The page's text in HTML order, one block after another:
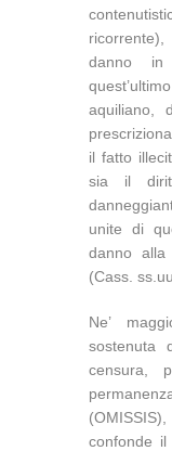
danno in
aquiliano,
il fatto
sia il
unite di
danno
(Cass.
Ne’
sostenuta
censura,
confonde il